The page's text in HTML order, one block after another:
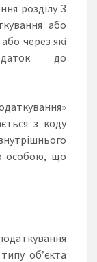
розділу 3
або
через які
до
з коду
особою, що
об’єкта